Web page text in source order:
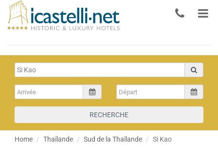
RECHERCHE
Home Thaïlande Sud de la Thaïlande Si Kao